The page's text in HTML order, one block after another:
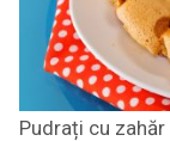
Pudrați cu